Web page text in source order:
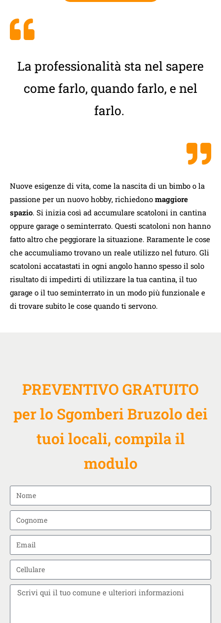
La professionalità sta nel sapere
come farlo, quando farlo, e nel
farlo.
Nuove esigenze di vita, come la nascita di un bimbo o la
passione per un nuovo hobby, richiedono maggiore
spazio. Si inizia così ad accumulare scatoloni in cantina
oppure garage o seminterrato. Questi scatoloni non hanno
fatto altro che peggiorare la situazione. Raramente le cose
che accumuliamo trovano un reale utilizzo nel futuro. Gli
scatoloni accatastati in ogni angolo hanno spesso il solo
risultato di impedirti di utilizzare la tua cantina, il tuo
garage o il tuo seminterrato in un modo più funzionale e
di trovare subito le cose quando ti servono.
PREVENTIVO GRATUITO
per lo Sgomberi Bruzolo dei
tuoi locali, compila il
modulo